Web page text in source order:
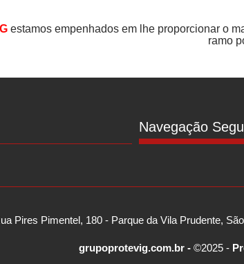
estamos empenhados em lhe proporcionar o
ramo
Navegação
Pires Pimentel, 180 - Parque da Vila Prudente,
grupoprotevig.com.br - ©2025 -